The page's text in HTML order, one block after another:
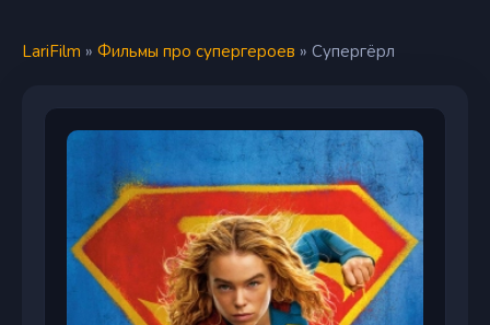
LariFilm » Фильмы про супергероев » Супергёрл